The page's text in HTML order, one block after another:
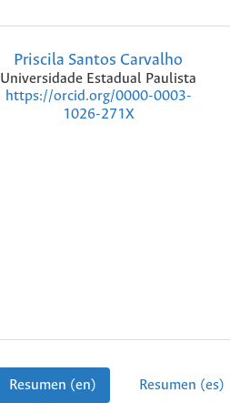
Priscila Santos Carvalho
Universidade Estadual Paulista
https://orcid.org/0000-0003-
1026-271X
Resumen (en) Resumen (es)